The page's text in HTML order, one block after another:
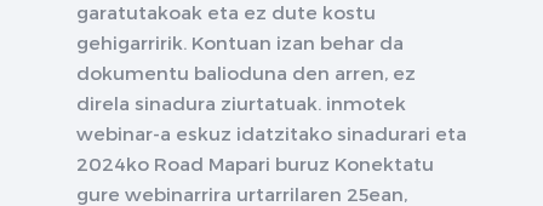
garatutakoak eta ez dute kostu
gehigarririk. Kontuan izan behar da
dokumentu balioduna den arren, ez
direla sinadura ziurtatuak. inmotek
webinar-a eskuz idatzitako sinadurari eta
2024ko Road Mapari buruz Konektatu
gure webinarrira urtarrilaren 25ean,